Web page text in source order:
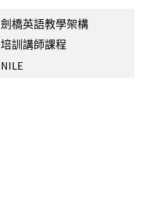
劍橋英語教學架構
培訓講師課程
NILE